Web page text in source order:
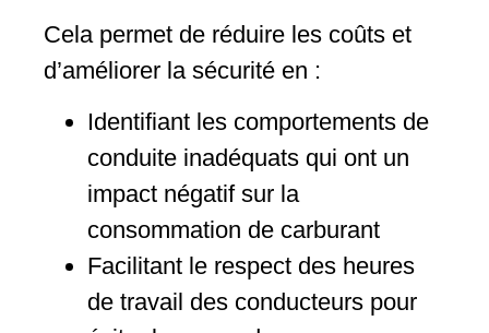
Cela permet de réduire les coûts et
d’améliorer la sécurité en :
Identifiant les comportements de
conduite inadéquats qui ont un
impact négatif sur la
consommation de carburant
Facilitant le respect des heures
de travail des conducteurs pour